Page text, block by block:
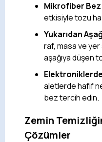
Mikrofiber Bez
etkisiyle tozu
Yukarıdan
raf, masa ve yer
aşağıya düşen
aletlerde hafif
bez tercih edin.
Zemin
Çözümler